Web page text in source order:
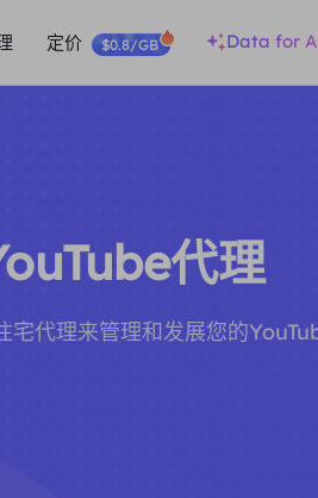
定价 $0.8/GB Data for
代理
代理来管理和发展您的